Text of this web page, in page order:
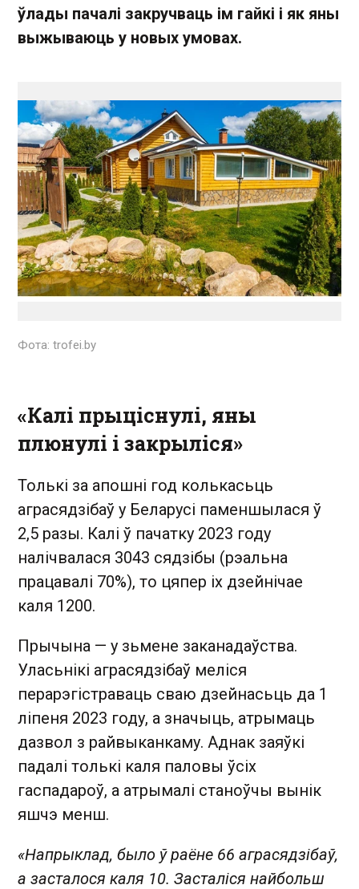
ўлады пачалі закручваць ім гайкі і як яны
выжываюць у новых умовах.
Фота: trofei.by
«Калі прыціснулі, яны
плюнулі і закрыліся»
Толькі за апошні год колькасьць
аграсядзібаў у Беларусі паменшылася ў
2,5 разы. Калі ў пачатку 2023 году
налічвалася 3043 сядзібы (рэальна
працавалі 70%), то цяпер іх дзейнічае
каля 1200.
Прычына — у зьмене заканадаўства.
Уласьнікі аграсядзібаў меліся
перарэгістраваць сваю дзейнасьць да 1
ліпеня 2023 году, а значыць, атрымаць
дазвол з райвыканкаму. Аднак заяўкі
падалі толькі каля паловы ўсіх
гаспадароў, а атрымалі станоўчы вынік
яшчэ менш.
«Напрыклад, было ў раёне 66 аграсядзібаў,
а засталося каля 10. Засталіся найбольш